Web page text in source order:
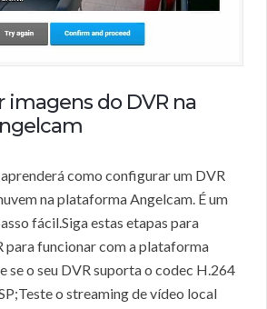
imagens do DVR na
como configurar um DVR
na plataforma Angelcam. É um
fácil.Siga estas etapas para
para funcionar com a plataforma
se o seu DVR suporta o codec H.264
o streaming de vídeo local